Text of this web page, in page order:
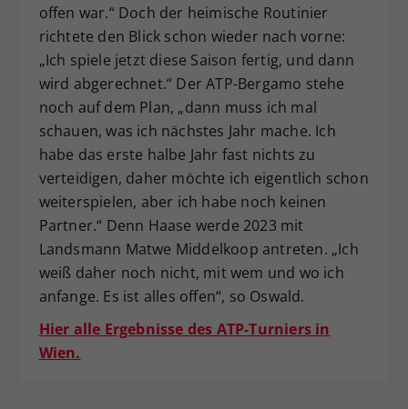
offen war.“ Doch der heimische Routinier
richtete den Blick schon wieder nach vorne:
„Ich spiele jetzt diese Saison fertig, und dann
wird abgerechnet.“ Der ATP-Bergamo stehe
noch auf dem Plan, „dann muss ich mal
schauen, was ich nächstes Jahr mache. Ich
habe das erste halbe Jahr fast nichts zu
verteidigen, daher möchte ich eigentlich schon
weiterspielen, aber ich habe noch keinen
Partner.“ Denn Haase werde 2023 mit
Landsmann Matwe Middelkoop antreten. „Ich
weiß daher noch nicht, mit wem und wo ich
anfange. Es ist alles offen“, so Oswald.
Hier alle Ergebnisse des ATP-Turniers in
Wien.